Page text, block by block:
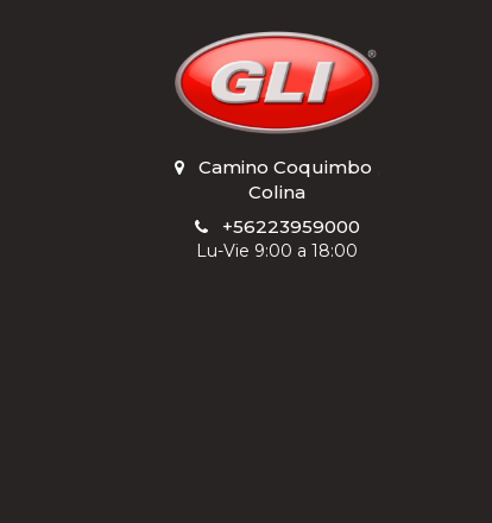
Camino Coquimbo
Colina
+56223959000
Lu-Vie 9:00 a 18:00